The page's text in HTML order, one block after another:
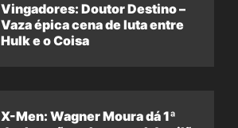
Vingadores: Doutor Destino –
Vaza épica cena de luta entre
Hulk e o Coisa
X-Men: Wagner Moura dá 1ª